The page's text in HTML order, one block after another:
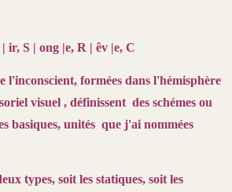
ir, S | ong |e, R | êv |e, C
l'inconscient, formées dans l'hémisphère
visuel , définissent des schémes ou
basiques, unités que j'ai nommées
types, soit les statiques, soit les